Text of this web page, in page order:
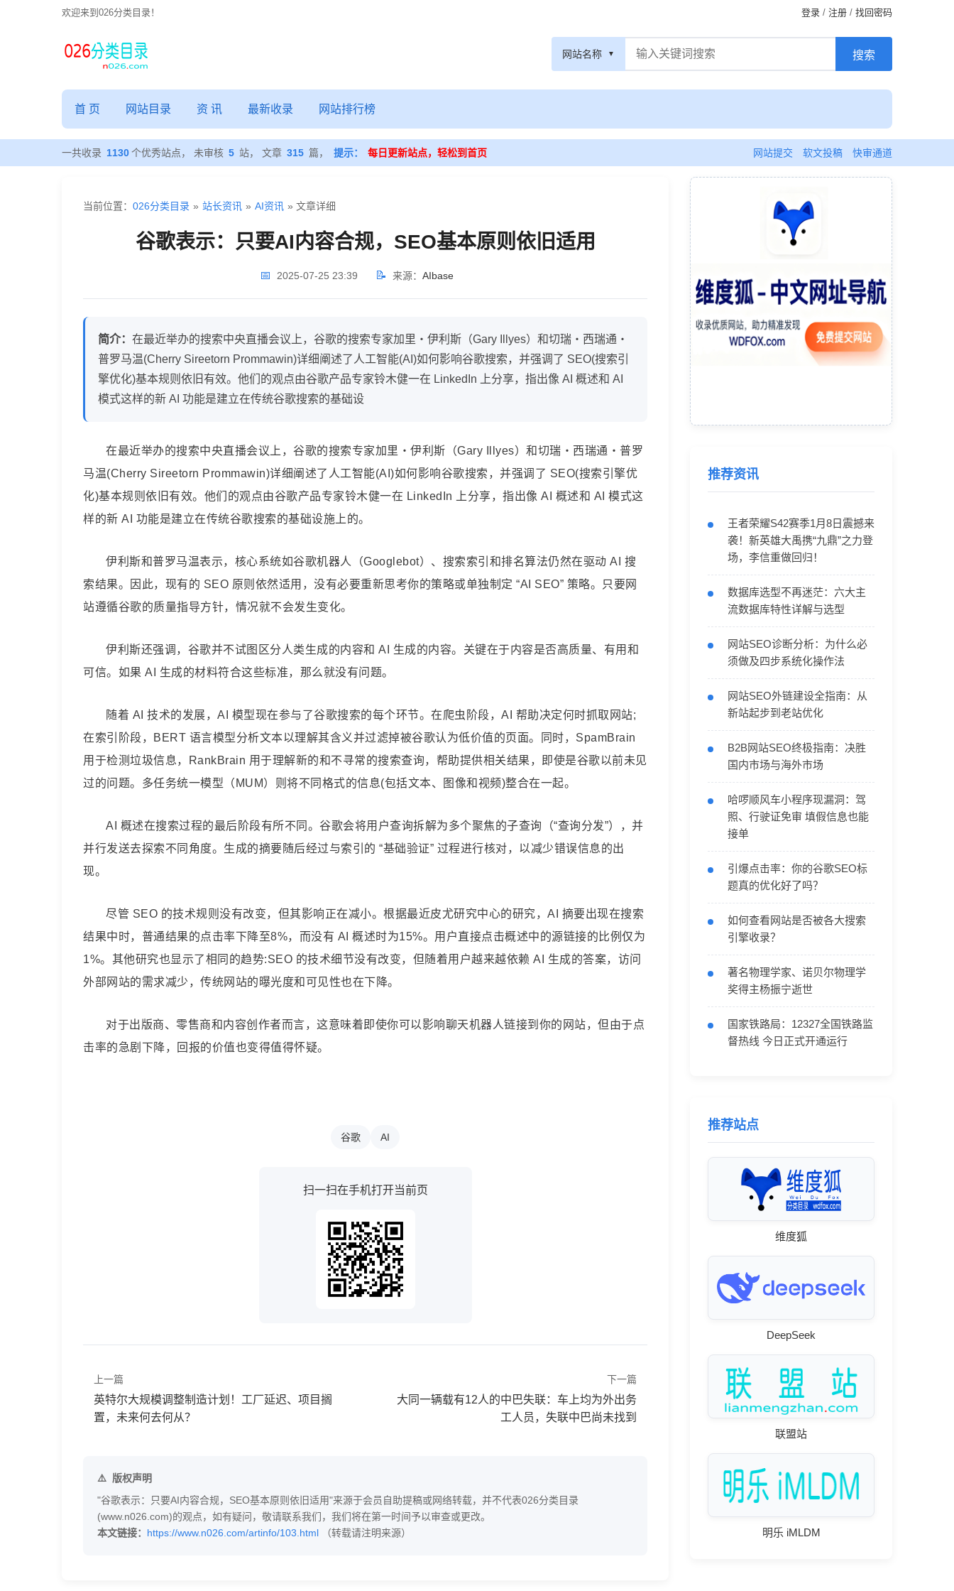
欢迎来到026分类目录！ 登录 / 注册 / 找回密码
歌
表
内
SEO
用
网站名称
首 页 网站目录 资 讯 最新收录 网站排行榜
一共收录 1130个优秀站点， 未审核 5 站， 文章 315 篇， 提示： 每日更新站点，轻松到首页 网站提交 软文投稿 快审通道
当前位置： 026分类目录 » 站长资讯 » AI资讯 » 文章详细
谷歌表示：只要AI内容合规，SEO基本原则依旧适用
📅 2025-07-25 23:39 📝 来源： AIbase
简介： 在最近举办的搜索中央直播会议上，谷歌的搜索专家加里・伊利斯（Gary Illyes）和切瑞・西瑞通・
普罗马温(Cherry Sireetorn Prommawin)详细阐述了人工智能(AI)如何影响谷歌搜索，并强调了 SEO(搜索引
擎优化)基本规则依旧有效。他们的观点由谷歌产品专家铃木健一在 LinkedIn 上分享，指出像 AI 概述和 AI
模式这样的新 AI 功能是建立在传统谷歌搜索的基础设
在最近举办的搜索中央直播会议上，谷歌的搜索专家加里・伊利斯（Gary Illyes）和切瑞・西瑞通・普罗
马温(Cherry Sireetorn Prommawin)详细阐述了人工智能(AI)如何影响谷歌搜索，并强调了 SEO(搜索引擎优
化)基本规则依旧有效。他们的观点由谷歌产品专家铃木健一在 LinkedIn 上分享，指出像 AI 概述和 AI 模式这
样的新 AI 功能是建立在传统谷歌搜索的基础设施上的。
伊利斯和普罗马温表示，核心系统如谷歌机器人（Googlebot）、搜索索引和排名算法仍然在驱动 AI 搜
索结果。因此，现有的 SEO 原则依然适用，没有必要重新思考你的策略或单独制定 “AI SEO” 策略。只要网
站遵循谷歌的质量指导方针，情况就不会发生变化。
伊利斯还强调，谷歌并不试图区分人类生成的内容和 AI 生成的内容。关键在于内容是否高质量、有用和
可信。如果 AI 生成的材料符合这些标准，那么就没有问题。
随着 AI 技术的发展，AI 模型现在参与了谷歌搜索的每个环节。在爬虫阶段，AI 帮助决定何时抓取网站;
在索引阶段，BERT 语言模型分析文本以理解其含义并过滤掉被谷歌认为低价值的页面。同时，SpamBrain
用于检测垃圾信息，RankBrain 用于理解新的和不寻常的搜索查询，帮助提供相关结果，即使是谷歌以前未见
过的问题。多任务统一模型（MUM）则将不同格式的信息(包括文本、图像和视频)整合在一起。
AI 概述在搜索过程的最后阶段有所不同。谷歌会将用户查询拆解为多个聚焦的子查询（“查询分发”），并
并行发送去探索不同角度。生成的摘要随后经过与索引的 “基础验证” 过程进行核对，以减少错误信息的出
现。
尽管 SEO 的技术规则没有改变，但其影响正在减小。根据最近皮尤研究中心的研究，AI 摘要出现在搜索
结果中时，普通结果的点击率下降至8%，而没有 AI 概述时为15%。用户直接点击概述中的源链接的比例仅为
1%。其他研究也显示了相同的趋势:SEO 的技术细节没有改变，但随着用户越来越依赖 AI 生成的答案，访问
外部网站的需求减少，传统网站的曝光度和可见性也在下降。
对于出版商、零售商和内容创作者而言，这意味着即使你可以影响聊天机器人链接到你的网站，但由于点
击率的急剧下降，回报的价值也变得值得怀疑。
谷歌 AI
扫一扫在手机打开当前页
上一篇
英特尔大规模调整制造计划！工厂延迟、项目搁
置，未来何去何从？
下一篇
大同一辆载有12人的中巴失联：车上均为外出务
工人员，失联中巴尚未找到
版权声明
"谷歌表示：只要AI内容合规，SEO基本原则依旧适用"来源于会员自助提稿或网络转载，并不代表026分类目录
(www.n026.com)的观点，如有疑问，敬请联系我们，我们将在第一时间予以审查或更改。
本文链接： https://www.n026.com/artinfo/103.html （转载请注明来源）
推荐资讯
王者荣耀S42赛季1月8日震撼来
袭！新英雄大禹携“九鼎”之力登
场，李信重做回归！
数据库选型不再迷茫：六大主
流数据库特性详解与选型
网站SEO诊断分析：为什么必
须做及四步系统化操作法
网站SEO外链建设全指南：从
新站起步到老站优化
B2B网站SEO终极指南：决胜
国内市场与海外市场
哈啰顺风车小程序现漏洞：驾
照、行驶证免审 填假信息也能
接单
引爆点击率：你的谷歌SEO标
题真的优化好了吗？
如何查看网站是否被各大搜索
引擎收录？
著名物理学家、诺贝尔物理学
奖得主杨振宁逝世
国家铁路局：12327全国铁路监
督热线 今日正式开通运行
推荐站点
维度狐
DeepSeek
联盟站
明乐 iMLDM